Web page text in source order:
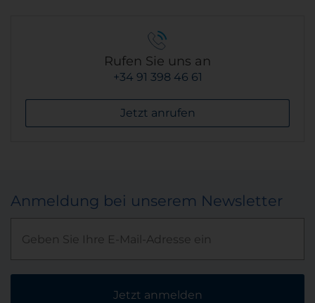
Rufen Sie uns an
+34 91 398 46 61
Jetzt anrufen
Anmeldung bei unserem Newsletter
Jetzt anmelden